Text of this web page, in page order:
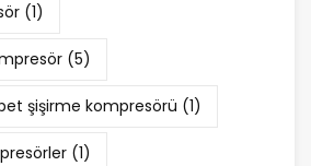
(1)
(5)
şişirme kompresörü (1)
(1)